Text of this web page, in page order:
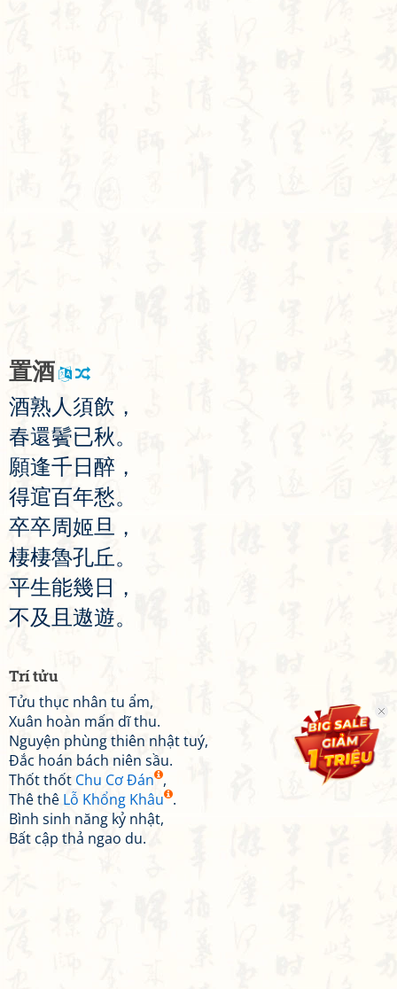
置酒
酒熟 人 須飲 ，
春還鬢已秋。
願逢千 日 醉 ，
得逭百年愁。
卒卒周姬 旦 ，
棲棲魯孔丘。
平生能幾 日 ，
不及 且 遨遊。
Trí tửu
Tửu thục nhân tu ẩm,
Xuân hoàn mấn dĩ thu.
Nguyện phùng thiên nhật tuý,
Đắc hoán bách niên sầu.
Thốt thốt Chu Cơ Đán ,
Thê thê Lỗ Khổng Khâu .
Bình sinh năng kỷ nhật,
Bất cập thả ngao du.